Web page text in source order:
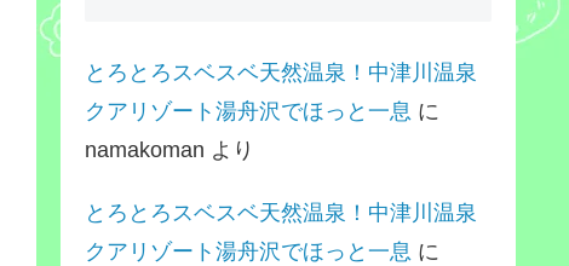
とろとろスベスベ天然温泉！中津川温泉
クアリゾート湯舟沢でほっと一息 に
namakoman より
とろとろスベスベ天然温泉！中津川温泉
クアリゾート湯舟沢でほっと一息 に